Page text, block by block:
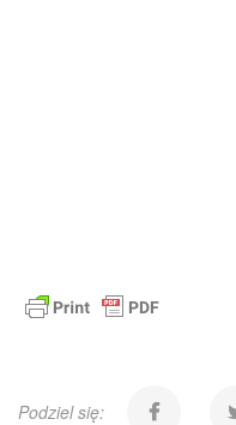
Podziel się: